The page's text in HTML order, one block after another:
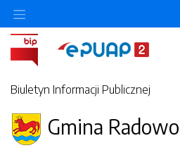
Biuletyn Informacji Publicznej
Gmina Radowo